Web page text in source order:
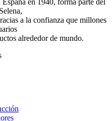
a la confianza que millones
alrededor de mundo.